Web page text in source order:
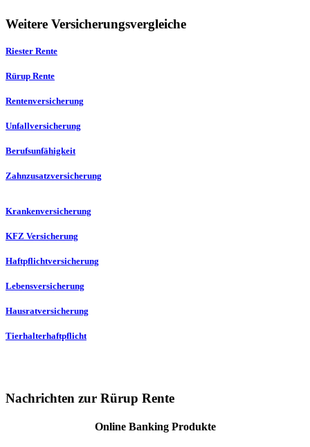
Weitere Versicherungsvergleiche
Riester Rente
Rürup Rente
Rentenversicherung
Unfallversicherung
Berufsunfähigkeit
Zahnzusatzversicherung
Krankenversicherung
KFZ Versicherung
Haftpflichtversicherung
Lebensversicherung
Hausratversicherung
Tierhalterhaftpflicht
Nachrichten zur Rürup Rente
Online Banking Produkte